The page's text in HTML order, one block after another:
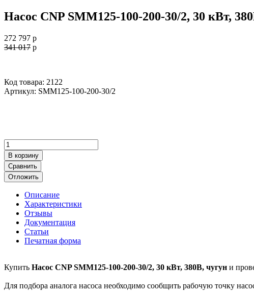
Насос CNP SMM125-100-200-30/2, 30 кВт,
272 797 p
341 017 p
Код товара: 2122
Артикул: SMM125-100-200-30/2
В корзину
Сравнить
Отложить
Описание
Характеристики
Отзывы
Документация
Статьи
Печатная форма
Купить Насос CNP SMM125-100-200-30/2, 30 кВт, 380В, чугун и
Для подбора аналога насоса необходимо сообщить рабочую точку